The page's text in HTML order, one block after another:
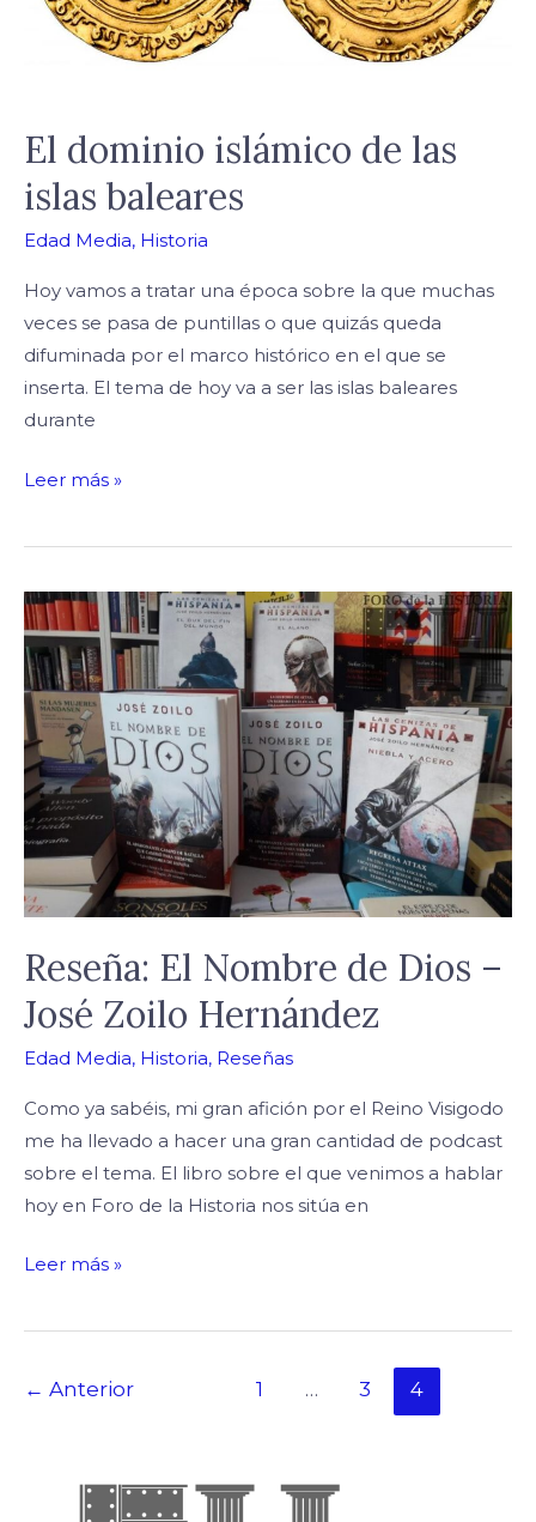
El dominio islámico de las
islas baleares
Edad Media, Historia
Hoy vamos a tratar una época sobre la que muchas
veces se pasa de puntillas o que quizás queda
difuminada por el marco histórico en el que se
inserta. El tema de hoy va a ser las islas baleares
durante
Leer más »
Reseña: El Nombre de Dios –
José Zoilo Hernández
Edad Media, Historia, Reseñas
Como ya sabéis, mi gran afición por el Reino Visigodo
me ha llevado a hacer una gran cantidad de podcast
sobre el tema. El libro sobre el que venimos a hablar
hoy en Foro de la Historia nos sitúa en
Reseña:
El
Nombre
de
Dios
–
José
Zoilo
Hernández
Leer más »
← Anterior 1 … 3 4